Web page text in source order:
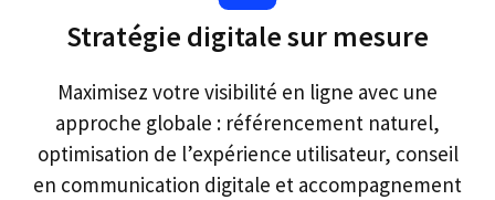
Stratégie digitale sur mesure
Maximisez votre visibilité en ligne avec une
approche globale : référencement naturel,
optimisation de l’expérience utilisateur, conseil
en communication digitale et accompagnement